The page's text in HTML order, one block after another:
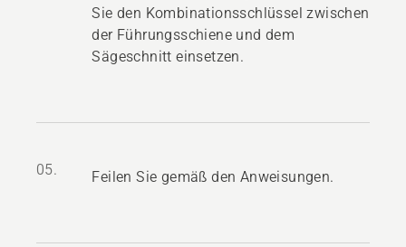
Sie den Kombinationsschlüssel zwischen
der Führungsschiene und dem
Sägeschnitt einsetzen.
05. Feilen Sie gemäß den Anweisungen.